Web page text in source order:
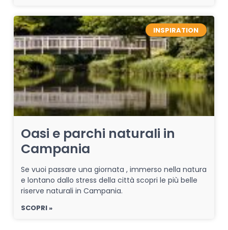
INSPIRATION
Oasi e parchi naturali in
Campania
Se vuoi passare una giornata , immerso nella natura
e lontano dallo stress della città scopri le più belle
riserve naturali in Campania.
SCOPRI »